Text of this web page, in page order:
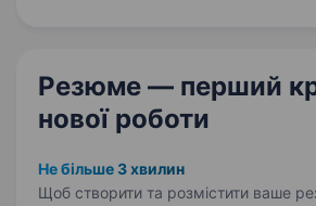
Резюме — перший
нової роботи
Не більше 3 хвилин
Щоб створити та розмістити ваше